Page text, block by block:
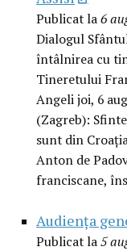
Publicat la6
Dialogul
întâlnirea cu
Tineretului
Angeli joi, 6
(Zagreb):
sunt din
Anton de
franciscane,
Audiența
Publicat la5